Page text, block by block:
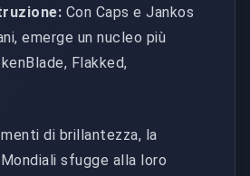
Con Caps e Jankos
emerge un nucleo più
Flakked,
di brillantezza, la
sfugge alla loro